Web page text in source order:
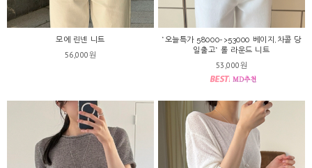
모에 린넨 니트
56,000원
*오늘특가 58000->53000 베이지,차콜 당
일출고* 롤 라운드 니트
53,000원